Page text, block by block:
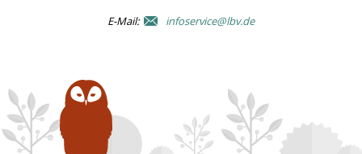
E-Mail: infoservice@lbv.de